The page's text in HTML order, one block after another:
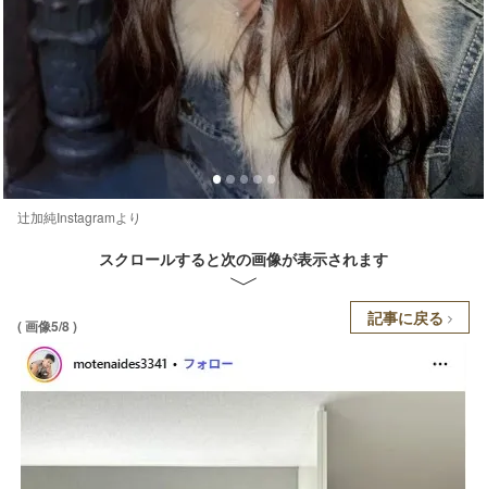
辻加純Instagramより
スクロールすると次の画像が表示されます
( 画像5/8 ) 記事に戻る